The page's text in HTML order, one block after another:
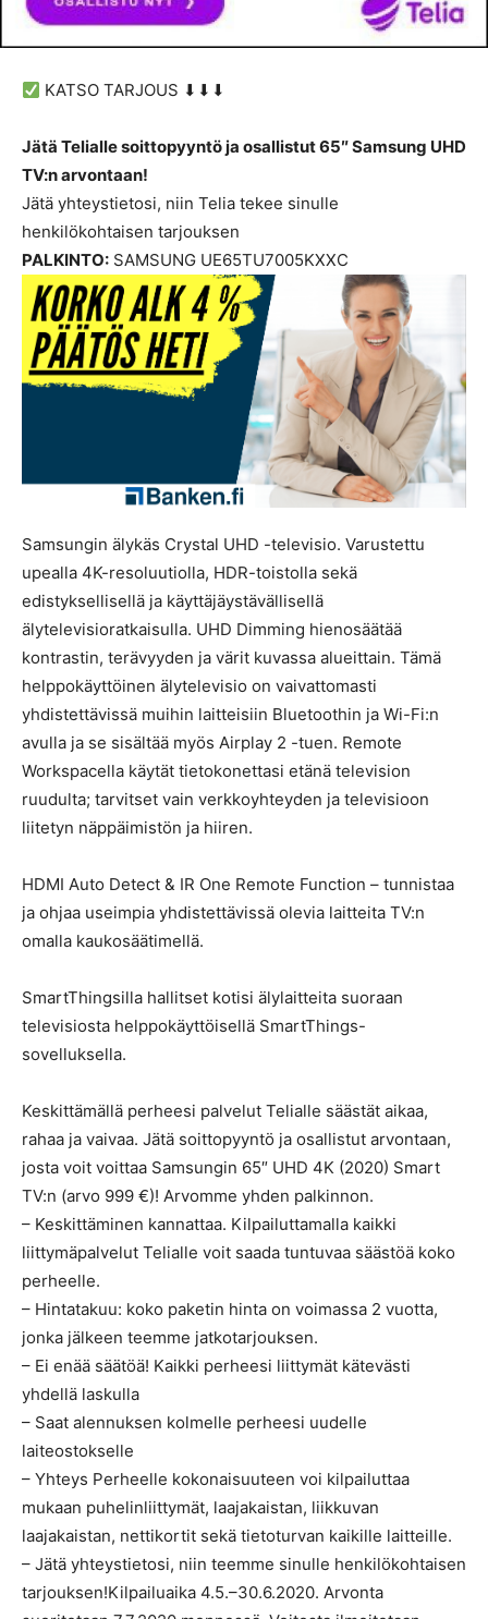
KATSO TARJOUS ⬇⬇⬇
Jätä Telialle soittopyyntö ja osallistut 65″ Samsung UHD
TV:n arvontaan!
Jätä yhteystietosi, niin Telia tekee sinulle
henkilökohtaisen tarjouksen
PALKINTO: SAMSUNG UE65TU7005KXXC
Samsungin älykäs Crystal UHD -televisio. Varustettu
upealla 4K-resoluutiolla, HDR-toistolla sekä
edistyksellisellä ja käyttäjäystävällisellä
älytelevisioratkaisulla. UHD Dimming hienosäätää
kontrastin, terävyyden ja värit kuvassa alueittain. Tämä
helppokäyttöinen älytelevisio on vaivattomasti
yhdistettävissä muihin laitteisiin Bluetoothin ja Wi-Fi:n
avulla ja se sisältää myös Airplay 2 -tuen. Remote
Workspacella käytät tietokonettasi etänä television
ruudulta; tarvitset vain verkkoyhteyden ja televisioon
liitetyn näppäimistön ja hiiren.
HDMI Auto Detect & IR One Remote Function – tunnistaa
ja ohjaa useimpia yhdistettävissä olevia laitteita TV:n
omalla kaukosäätimellä.
SmartThingsilla hallitset kotisi älylaitteita suoraan
televisiosta helppokäyttöisellä SmartThings-
sovelluksella.
Keskittämällä perheesi palvelut Telialle säästät aikaa,
rahaa ja vaivaa. Jätä soittopyyntö ja osallistut arvontaan,
josta voit voittaa Samsungin 65″ UHD 4K (2020) Smart
TV:n (arvo 999 €)! Arvomme yhden palkinnon.
– Keskittäminen kannattaa. Kilpailuttamalla kaikki
liittymäpalvelut Telialle voit saada tuntuvaa säästöä koko
perheelle.
– Hintatakuu: koko paketin hinta on voimassa 2 vuotta,
jonka jälkeen teemme jatkotarjouksen.
– Ei enää säätöä! Kaikki perheesi liittymät kätevästi
yhdellä laskulla
– Saat alennuksen kolmelle perheesi uudelle
laiteostokselle
– Yhteys Perheelle kokonaisuuteen voi kilpailuttaa
mukaan puhelinliittymät, laajakaistan, liikkuvan
laajakaistan, nettikortit sekä tietoturvan kaikille laitteille.
– Jätä yhteystietosi, niin teemme sinulle henkilökohtaisen
tarjouksen!Kilpailuaika 4.5.–30.6.2020. Arvonta